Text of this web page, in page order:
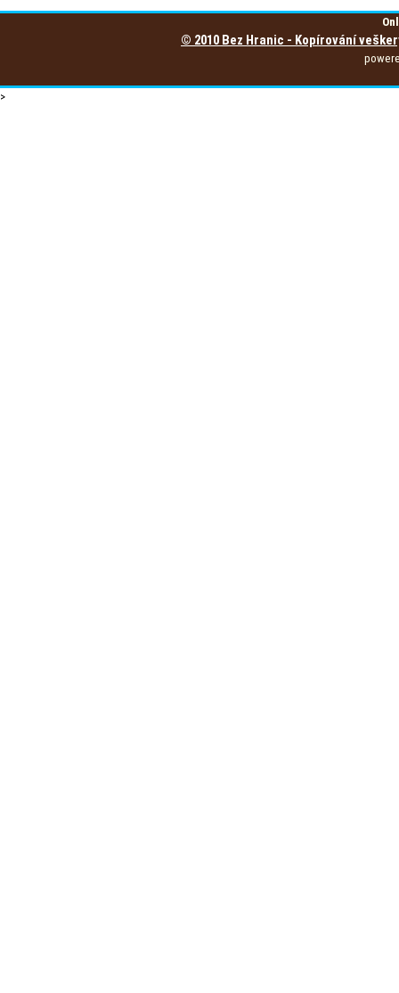
© 2010 Bez Hranic - Kopírování
>